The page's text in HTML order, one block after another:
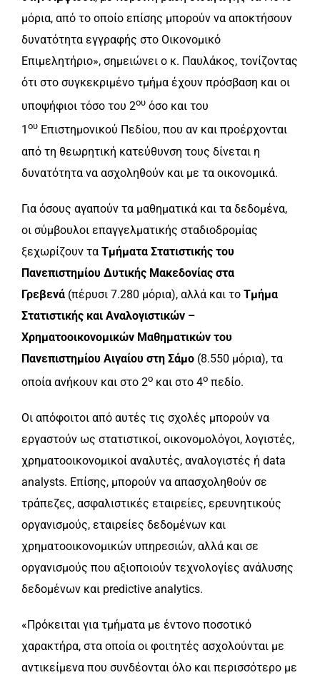
μόρια, από το οποίο επίσης μπορούν να αποκτήσουν
δυνατότητα εγγραφής στο Οικονομικό
Επιμελητήριο», σημειώνει ο κ. Παυλάκος, τονίζοντας
ότι στο συγκεκριμένο τμήμα έχουν πρόσβαση και οι
υποψήφιοι τόσο του 2ου όσο και του
1 ου Επιστημονικού Πεδίου, που αν και προέρχονται
από τη θεωρητική κατεύθυνση τους δίνεται η
δυνατότητα να ασχοληθούν και με τα οικονομικά.
Για όσους αγαπούν τα μαθηματικά και τα δεδομένα,
οι σύμβουλοι επαγγελματικής σταδιοδρομίας
ξεχωρίζουν τα Τμήματα Στατιστικής του
Πανεπιστημίου Δυτικής Μακεδονίας στα
Γρεβενά (πέρυσι 7.280 μόρια), αλλά και το Τμήμα
Στατιστικής και Αναλογιστικών –
Χρηματοοικονομικών Μαθηματικών του
Πανεπιστημίου Αιγαίου στη Σάμο (8.550 μόρια), τα
οποία ανήκουν και στο 2ο και στο 4ο πεδίο.
Οι απόφοιτοι από αυτές τις σχολές μπορούν να
εργαστούν ως στατιστικοί, οικονομολόγοι, λογιστές,
χρηματοοικονομικοί αναλυτές, αναλογιστές ή data
analysts. Επίσης, μπορούν να απασχοληθούν σε
τράπεζες, ασφαλιστικές εταιρείες, ερευνητικούς
οργανισμούς, εταιρείες δεδομένων και
χρηματοοικονομικών υπηρεσιών, αλλά και σε
οργανισμούς που αξιοποιούν τεχνολογίες ανάλυσης
δεδομένων και predictive analytics.
«Πρόκειται για τμήματα με έντονο ποσοτικό
χαρακτήρα, στα οποία οι φοιτητές ασχολούνται με
αντικείμενα που συνδέονται όλο και περισσότερο με